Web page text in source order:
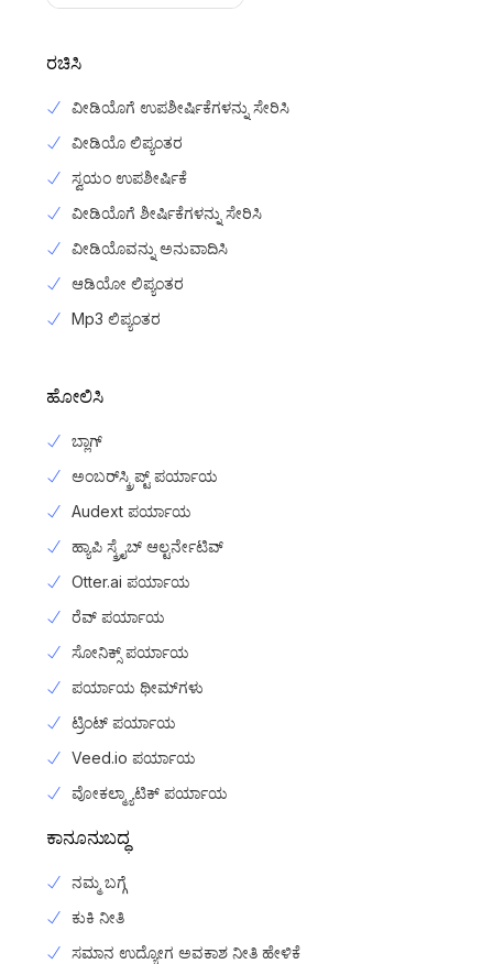
ರಚಿಸಿ
ವೀಡಿಯೊಗೆ ಉಪಶೀರ್ಷಿಕೆಗಳನ್ನು ಸೇರಿಸಿ
ವೀಡಿಯೊ ಲಿಪ್ಯಂತರ
ಸ್ವಯಂ ಉಪಶೀರ್ಷಿಕೆ
ವೀಡಿಯೊಗೆ ಶೀರ್ಷಿಕೆಗಳನ್ನು ಸೇರಿಸಿ
ವೀಡಿಯೊವನ್ನು ಅನುವಾದಿಸಿ
ಆಡಿಯೋ ಲಿಪ್ಯಂತರ
Mp3 ಲಿಪ್ಯಂತರ
ಹೋಲಿಸಿ
ಬ್ಲಾಗ್
ಅಂಬರ್‌ಸ್ಕ್ರಿಪ್ಟ್ ಪರ್ಯಾಯ
Audext ಪರ್ಯಾಯ
ಹ್ಯಾಪಿ ಸ್ಕ್ರೈಬ್ ಆಲ್ಟರ್ನೇಟಿವ್
Otter.ai ಪರ್ಯಾಯ
ರೆವ್ ಪರ್ಯಾಯ
ಸೋನಿಕ್ಸ್ ಪರ್ಯಾಯ
ಪರ್ಯಾಯ ಥೀಮ್‌ಗಳು
ಟ್ರಿಂಟ್ ಪರ್ಯಾಯ
Veed.io ಪರ್ಯಾಯ
ವೋಕಲ್ಮ್ಯಾಟಿಕ್ ಪರ್ಯಾಯ
ಕಾನೂನುಬದ್ಧ
ನಮ್ಮ ಬಗ್ಗೆ
ಕುಕಿ ನೀತಿ
ಸಮಾನ ಉದ್ಯೋಗ ಅವಕಾಶ ನೀತಿ ಹೇಳಿಕೆ